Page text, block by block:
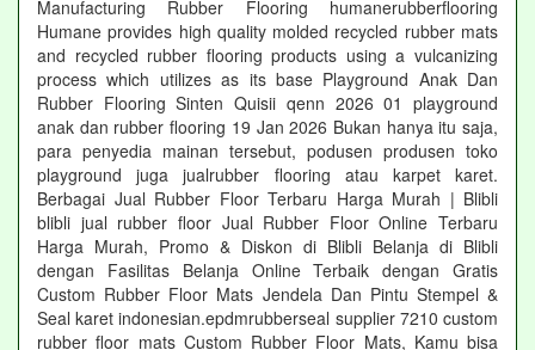
Manufacturing Rubber Flooring humanerubberflooring
Humane provides high quality molded recycled rubber mats
and recycled rubber flooring products using a vulcanizing
process which utilizes as its base Playground Anak Dan
Rubber Flooring Sinten Quisii qenn 2026 01 playground
anak dan rubber flooring 19 Jan 2026 Bukan hanya itu saja,
para penyedia mainan tersebut, podusen produsen toko
playground juga jualrubber flooring atau karpet karet.
Berbagai Jual Rubber Floor Terbaru Harga Murah | Blibli
blibli jual rubber floor Jual Rubber Floor Online Terbaru
Harga Murah, Promo & Diskon di Blibli Belanja di Blibli
dengan Fasilitas Belanja Online Terbaik dengan Gratis
Custom Rubber Floor Mats Jendela Dan Pintu Stempel &
Seal karet indonesian.epdmrubberseal supplier 7210 custom
rubber floor mats Custom Rubber Floor Mats, Kamu bisa